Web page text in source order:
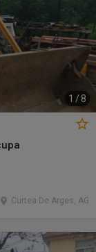
1 / 8
Curtea De Arges, AG